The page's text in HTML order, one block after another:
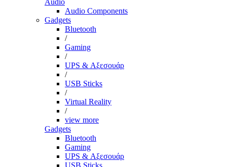
Audio
Audio Components
Gadgets
Bluetooth
/
Gaming
/
UPS & Αξεσουάρ
/
USB Sticks
/
Virtual Reality
/
view more
Gadgets
Bluetooth
Gaming
UPS & Αξεσουάρ
USB Sticks